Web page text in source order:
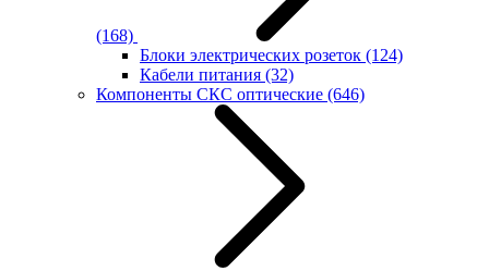
(168)
Блоки электрических розеток (124)
Кабели питания (32)
Компоненты СКС оптические (646)